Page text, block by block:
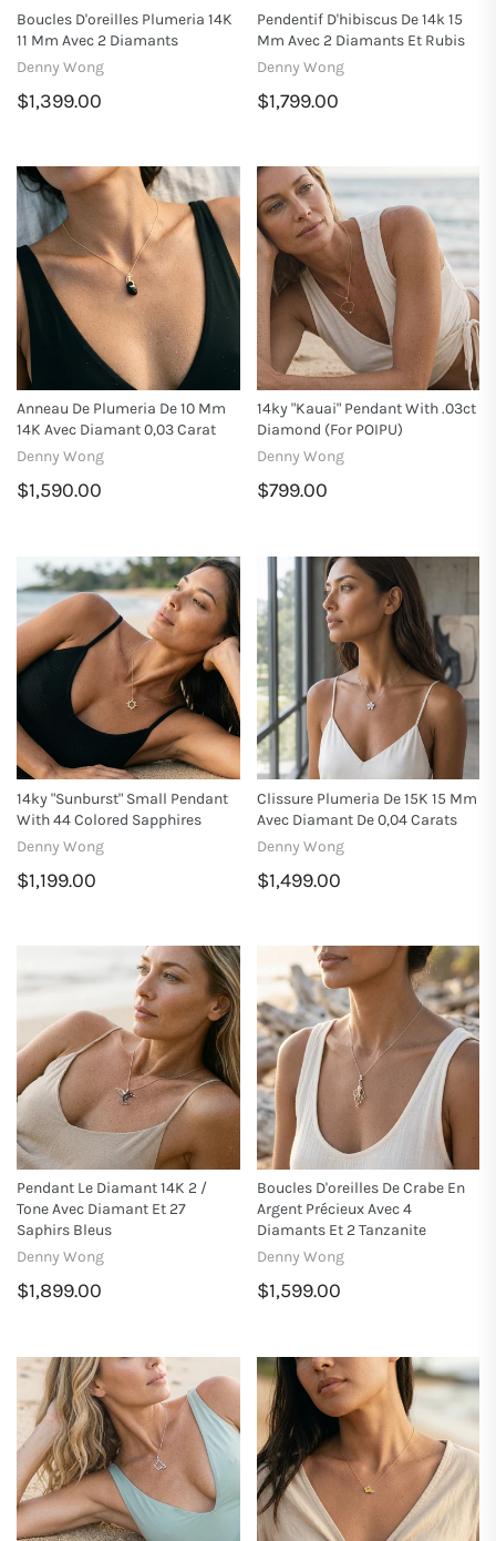
Boucles D'oreilles Plumeria 14K
11 Mm Avec 2 Diamants
Denny Wong
$1,399.00
Pendentif D'hibiscus De 14k 15
Mm Avec 2 Diamants Et Rubis
Denny Wong
$1,799.00
Anneau De Plumeria De 10 Mm
14K Avec Diamant 0,03 Carat
Denny Wong
$1,590.00
14ky "Kauai" Pendant With .03ct
Diamond (for POIPU)
Denny Wong
$799.00
14ky "Sunburst" Small Pendant
With 44 Colored Sapphires
Denny Wong
$1,199.00
Clissure Plumeria De 15K 15 Mm
Avec Diamant De 0,04 Carats
Denny Wong
$1,499.00
Pendant Le Diamant 14K 2 /
Tone Avec Diamant Et 27
Saphirs Bleus
Denny Wong
$1,899.00
Boucles D'oreilles De Crabe En
Argent Précieux Avec 4
Diamants Et 2 Tanzanite
Denny Wong
$1,599.00